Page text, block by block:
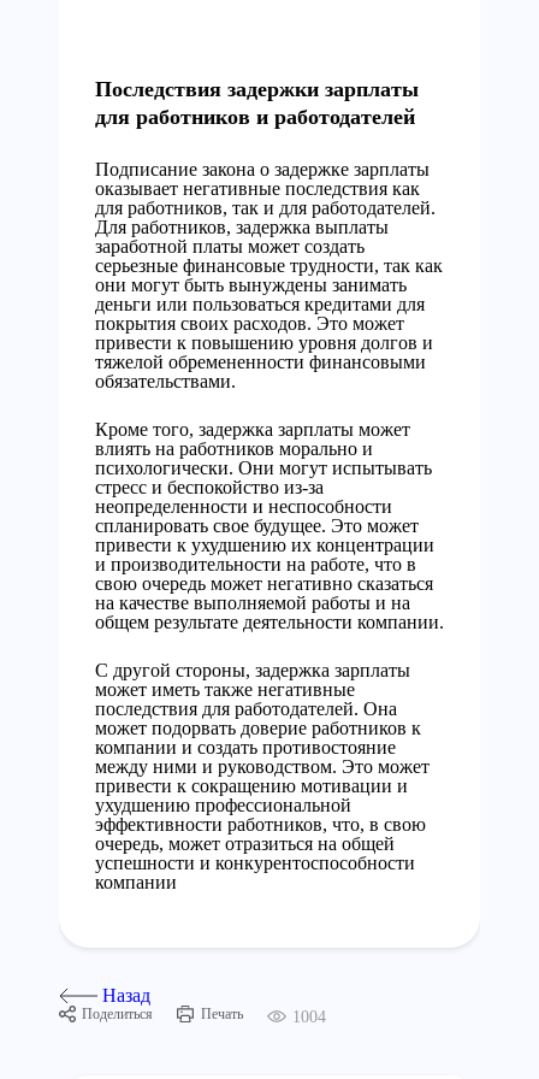
Последствия задержки зарплаты
для работников и работодателей
Подписание закона о задержке зарплаты
оказывает негативные последствия как
для работников, так и для работодателей.
Для работников, задержка выплаты
заработной платы может создать
серьезные финансовые трудности, так как
они могут быть вынуждены занимать
деньги или пользоваться кредитами для
покрытия своих расходов. Это может
привести к повышению уровня долгов и
тяжелой обремененности финансовыми
обязательствами.
Кроме того, задержка зарплаты может
влиять на работников морально и
психологически. Они могут испытывать
стресс и беспокойство из-за
неопределенности и неспособности
спланировать свое будущее. Это может
привести к ухудшению их концентрации
и производительности на работе, что в
свою очередь может негативно сказаться
на качестве выполняемой работы и на
общем результате деятельности компании.
С другой стороны, задержка зарплаты
может иметь также негативные
последствия для работодателей. Она
может подорвать доверие работников к
компании и создать противостояние
между ними и руководством. Это может
привести к сокращению мотивации и
ухудшению профессиональной
эффективности работников, что, в свою
очередь, может отразиться на общей
успешности и конкурентоспособности
компании
Назад
Поделиться Печать 1004